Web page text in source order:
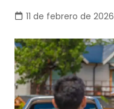
11 de febrero de 2026